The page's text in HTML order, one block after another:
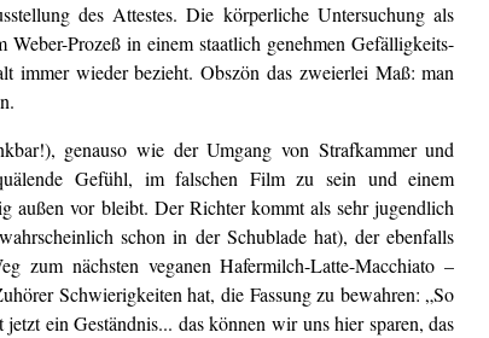
des Attestes. Die körperliche Untersuchung als
Prozeß in einem staatlich genehmen Gefälligkeits-
immer wieder bezieht. Obszön das zweierlei Maß: man
genauso wie der Umgang von Strafkammer und
Gefühl, im falschen Film zu sein und einem
außen vor bleibt. Der Richter kommt als sehr jugendlich
schon in der Schublade hat), der ebenfalls
zum nächsten veganen Hafermilch-Latte-Macchiato –
Schwierigkeiten hat, die Fassung zu bewahren: „So
ein Geständnis... das können wir uns hier sparen, das